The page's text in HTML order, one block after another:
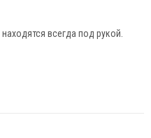
всегда под рукой.